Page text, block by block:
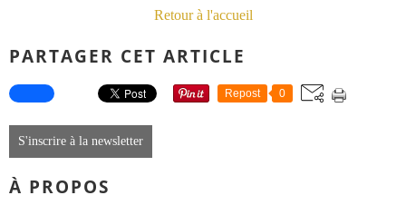
Retour à l'accueil
PARTAGER CET ARTICLE
Repost 0
S'inscrire à la newsletter
À PROPOS